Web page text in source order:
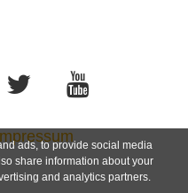
ads, to provide social media
share information about your
and analytics partners.